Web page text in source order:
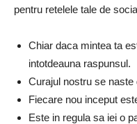
pentru retelele tale de
Chiar daca mintea ta
intotdeauna raspunsul.
Curajul nostru se naste
Fiecare nou inceput
Este in regula sa iei o